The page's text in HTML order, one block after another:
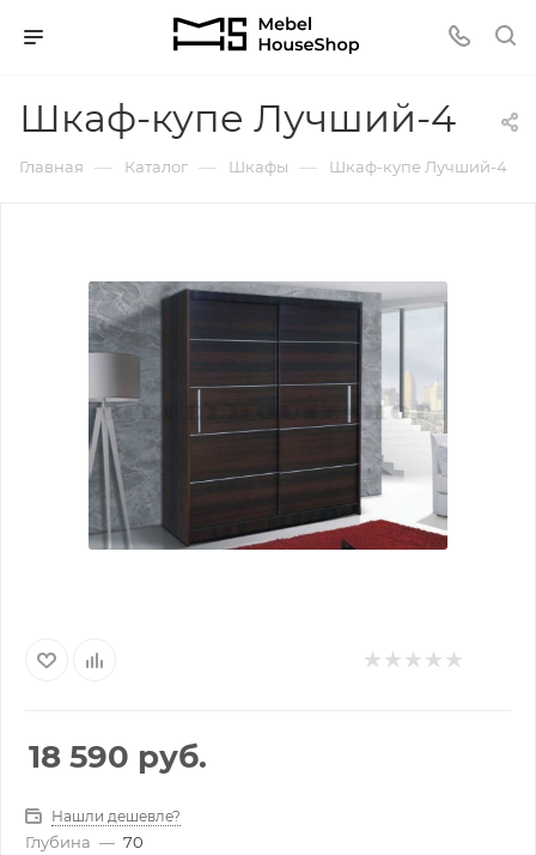
Шкаф-купе Лучший-4
Главная — Каталог — Шкафы — Шкаф-купе Лучший-4
18 590 руб.
Нашли дешевле?
Глубина — 70